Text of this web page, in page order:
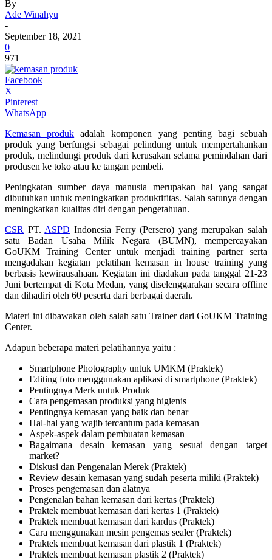
By
Ade Winahyu
-
September 18, 2021
0
971
Facebook
X
Pinterest
WhatsApp
Kemasan produk adalah komponen yang penting bagi sebuah
produk yang berfungsi sebagai pelindung untuk mempertahankan
produk, melindungi produk dari kerusakan selama pemindahan dari
produsen ke toko atau ke tangan pembeli.
Peningkatan sumber daya manusia merupakan hal yang sangat
dibutuhkan untuk meningkatkan produktifitas. Salah satunya dengan
meningkatkan kualitas diri dengan pengetahuan.
CSR PT. ASPD Indonesia Ferry (Persero) yang merupakan salah
satu Badan Usaha Milik Negara (BUMN), mempercayakan
GoUKM Training Center untuk menjadi training partner serta
mengadakan kegiatan pelatihan kemasan in house training yang
berbasis kewirausahaan. Kegiatan ini diadakan pada tanggal 21-23
Juni bertempat di Kota Medan, yang diselenggarakan secara offline
dan dihadiri oleh 60 peserta dari berbagai daerah.
Materi ini dibawakan oleh salah satu Trainer dari GoUKM Training
Center.
Adapun beberapa materi pelatihannya yaitu :
Smartphone Photography untuk UMKM (Praktek)
Editing foto menggunakan aplikasi di smartphone (Praktek)
Pentingnya Merk untuk Produk
Cara pengemasan produksi yang higienis
Pentingnya kemasan yang baik dan benar
Hal-hal yang wajib tercantum pada kemasan
Aspek-aspek dalam pembuatan kemasan
Bagaimana desain kemasan yang sesuai dengan target
market?
Diskusi dan Pengenalan Merek (Praktek)
Review desain kemasan yang sudah peserta miliki (Praktek)
Proses pengemasan dan alatnya
Pengenalan bahan kemasan dari kertas (Praktek)
Praktek membuat kemasan dari kertas 1 (Praktek)
Praktek membuat kemasan dari kardus (Praktek)
Cara menggunakan mesin pengemas sealer (Praktek)
Praktek membuat kemasan dari plastik 1 (Praktek)
Praktek membuat kemasan plastik 2 (Praktek)